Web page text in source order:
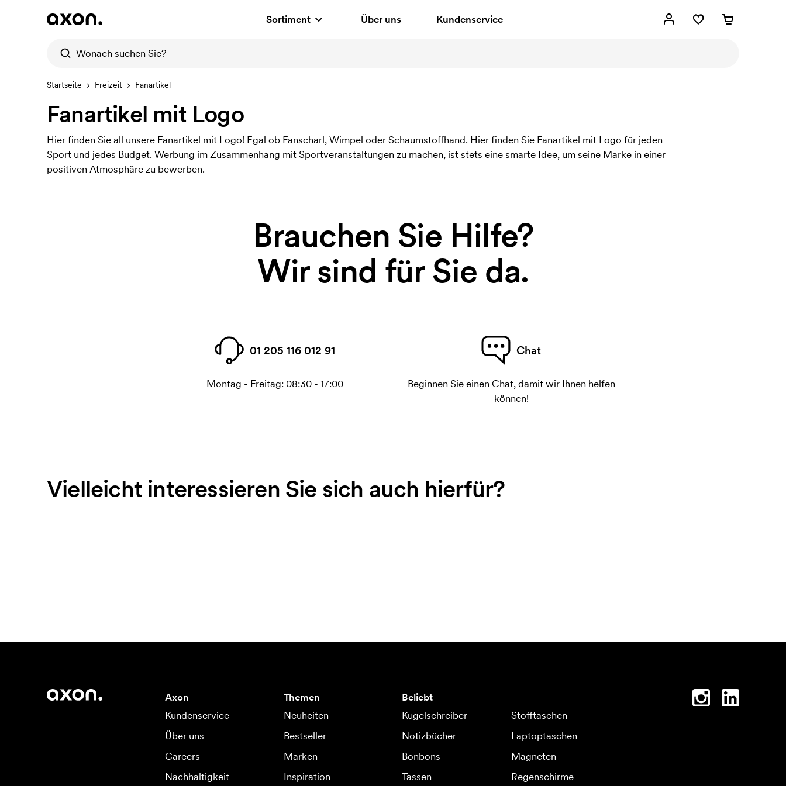
Sortiment Über uns Kundenservice
Startseite Freizeit Fanartikel
Fanartikel mit Logo
Hier finden Sie all unsere Fanartikel mit Logo! Egal ob Fanscharl, Wimpel oder Schaumstoffhand. Hier finden Sie Fanartikel mit Logo für jeden
Sport und jedes Budget. Werbung im Zusammenhang mit Sportveranstaltungen zu machen, ist stets eine smarte Idee, um seine Marke in einer
positiven Atmosphäre zu bewerben.
Brauchen Sie Hilfe?
Wir sind für Sie da.
01 205 116 012 91
Montag - Freitag: 08:30 - 17:00
Chat
Beginnen Sie einen Chat, damit wir Ihnen helfen
können!
Vielleicht interessieren Sie sich auch hierfür?
Axon
Kundenservice
Über uns
Careers
Nachhaltigkeit
Themen
Neuheiten
Bestseller
Marken
Inspiration
Beliebt
Kugelschreiber
Stofftaschen
Notizbücher
Laptoptaschen
Bonbons
Magneten
Tassen
Regenschirme